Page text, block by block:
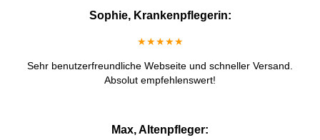
Sophie, Krankenpflegerin:
★★★★★
Sehr benutzerfreundliche Webseite und schneller Versand.
Absolut empfehlenswert!
Max, Altenpfleger: